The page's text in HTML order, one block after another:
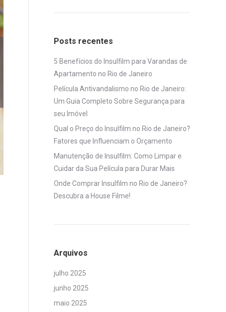
Posts recentes
5 Benefícios do Insulfilm para Varandas de
Apartamento no Rio de Janeiro
Película Antivandalismo no Rio de Janeiro:
Um Guia Completo Sobre Segurança para
seu Imóvel
Qual o Preço do Insulfilm no Rio de Janeiro?
Fatores que Influenciam o Orçamento
Manutenção de Insulfilm: Como Limpar e
Cuidar da Sua Película para Durar Mais
Onde Comprar Insulfilm no Rio de Janeiro?
Descubra a House Filme!
Arquivos
julho 2025
junho 2025
maio 2025